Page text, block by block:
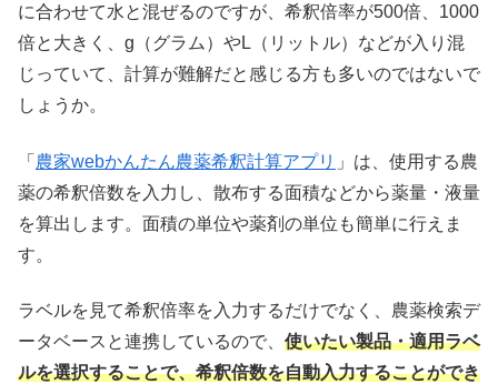
に合わせて水と混ぜるのですが、希釈倍率が500倍、1000
倍と大きく、g（グラム）やL（リットル）などが入り混
じっていて、計算が難解だと感じる方も多いのではないで
しょうか。
「 農家webかんたん農薬希釈計算アプリ 」は、使用する農
薬の希釈倍数を入力し、散布する面積などから薬量・液量
を算出します。面積の単位や薬剤の単位も簡単に行えま
す。
ラベルを見て希釈倍率を入力するだけでなく、農薬検索デ
ータベースと連携しているので、 使いたい製品・適用ラベ
ルを選択することで、希釈倍数を自動入力することができ
Facebook
はてブ